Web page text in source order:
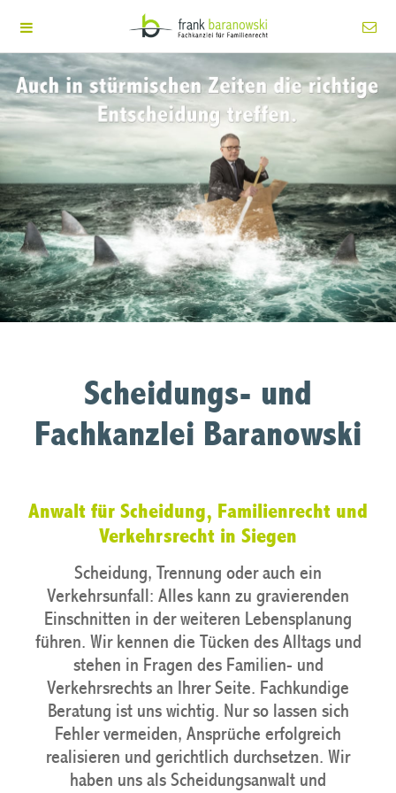
Scheidungs- und
Fachkanzlei Baranowski
Anwalt für Scheidung, Familienrecht und
Verkehrsrecht in Siegen
Scheidung, Trennung oder auch ein
Verkehrsunfall: Alles kann zu gravierenden
Einschnitten in der weiteren Lebensplanung
führen. Wir kennen die Tücken des Alltags und
stehen in Fragen des Familien- und
Verkehrsrechts an Ihrer Seite. Fachkundige
Beratung ist uns wichtig. Nur so lassen sich
Fehler vermeiden, Ansprüche erfolgreich
realisieren und gerichtlich durchsetzen. Wir
haben uns als Scheidungsanwalt und